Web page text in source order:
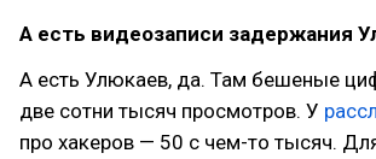
А есть видеозаписи задержания
А есть Улюкаев, да. Там бешеные
две сотни тысяч просмотров. У
про хакеров — 50 с чем-то тысяч.